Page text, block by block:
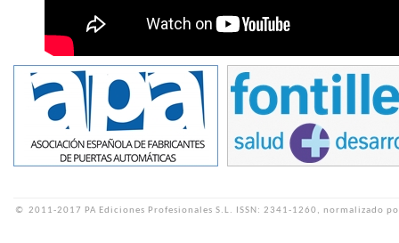
© 2011-2017 PA Ediciones Profesionales S.L. ISSN: 2341-1260, normalizado